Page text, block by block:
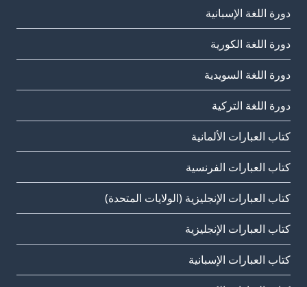
دورة اللغة الإسبانية
دورة اللغة الكورية
دورة اللغة السويدية
دورة اللغة التركية
كتاب العبارات الألمانية
كتاب العبارات الفرنسية
كتاب العبارات الإنجليزية (الولايات المتحدة)
كتاب العبارات الإنجليزية
كتاب العبارات الإسبانية